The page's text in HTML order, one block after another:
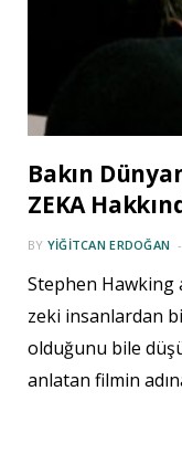
Bakın
ZEKA
BY YIĞITCAN ERDOĞAN
Stephen Hawking
zeki insanlardan
olduğunu bile
anlatan filmin